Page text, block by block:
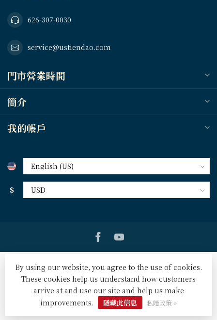
626-307-0030
service@ustiendao.com
門市營業時間
簡介
我的帳戶
$
© Copyright 2026 天道北美網路書房 U.S. Tien Dao Books
Powered byLightspeed- Lightspeed designbyDyvelopment
By using our website, you agree to the use of cookies.
These cookies help us understand how customers
arrive at and use our site and help us make
improvements.
隱藏此信息 私隱政策 »